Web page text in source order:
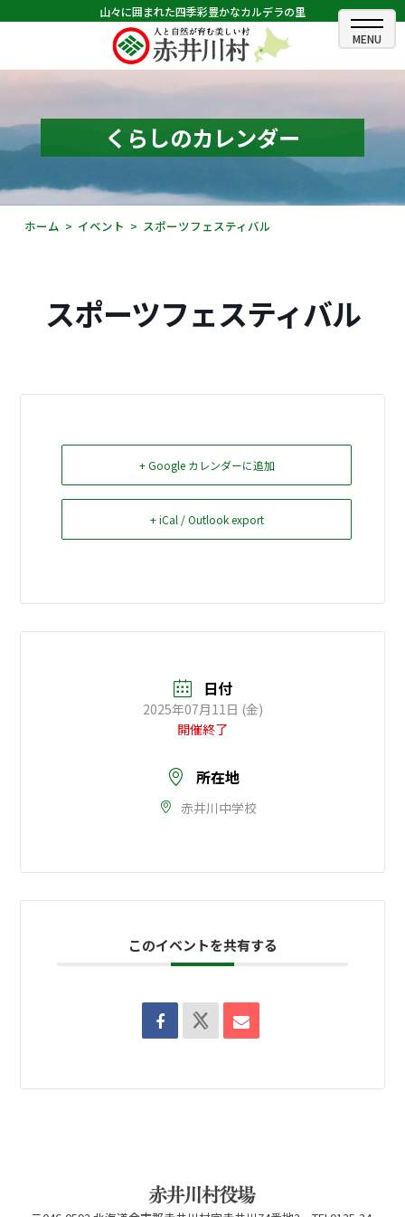
山々に囲まれた四季彩豊かなカルデラの里
ホーム
むらのできごと
むらのプロフィール
くらしの情報
Select Language▼
くらしのカレンダー
ホーム イベント スポーツフェスティバル
スポーツフェスティバル
+ Google カレンダーに追加
+ iCal / Outlook export
日付
2025年07月11日 (金)
開催終了
所在地
赤井川中学校
このイベントを共有する